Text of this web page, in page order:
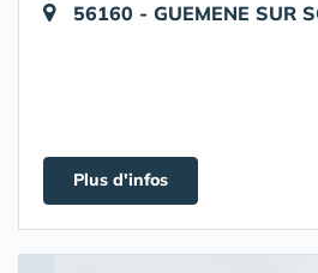
56160 - GUEMENE SUR
Plus d'infos